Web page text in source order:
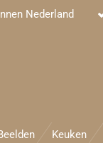
Nederland
Keuken